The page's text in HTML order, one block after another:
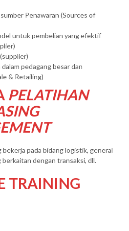
Penawaran (Sources of
untuk pembelian yang efektif
pedagang besar dan
& Retailing)
PELATIHAN
pada bidang logistik, general
berkaitan dengan transaksi, dll.
TRAINING